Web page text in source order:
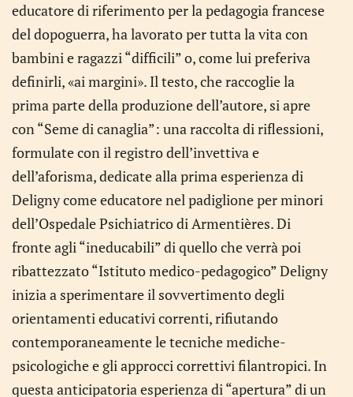
educatore di riferimento per la pedagogia francese
del dopoguerra, ha lavorato per tutta la vita con
bambini e ragazzi “difficili” o, come lui preferiva
definirli, «ai margini». Il testo, che raccoglie la
prima parte della produzione dell’autore, si apre
con “Seme di canaglia”: una raccolta di riflessioni,
formulate con il registro dell’invettiva e
dell’aforisma, dedicate alla prima esperienza di
Deligny come educatore nel padiglione per minori
dell’Ospedale Psichiatrico di Armentières. Di
fronte agli “ineducabili” di quello che verrà poi
ribattezzato “Istituto medico-pedagogico” Deligny
inizia a sperimentare il sovvertimento degli
orientamenti educativi correnti, rifiutando
contemporaneamente le tecniche mediche-
psicologiche e gli approcci correttivi filantropici. In
questa anticipatoria esperienza di “apertura” di un